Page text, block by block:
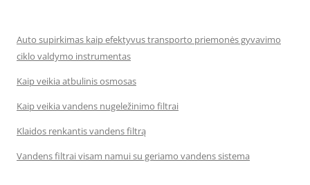
Auto supirkimas kaip efektyvus transporto priemonės gyvavimo
ciklo valdymo instrumentas
Kaip veikia atbulinis osmosas
Kaip veikia vandens nugeležinimo filtrai
Klaidos renkantis vandens filtrą
Vandens filtrai visam namui su geriamo vandens sistema